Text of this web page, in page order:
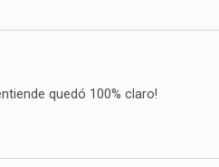
quedó 100% claro!